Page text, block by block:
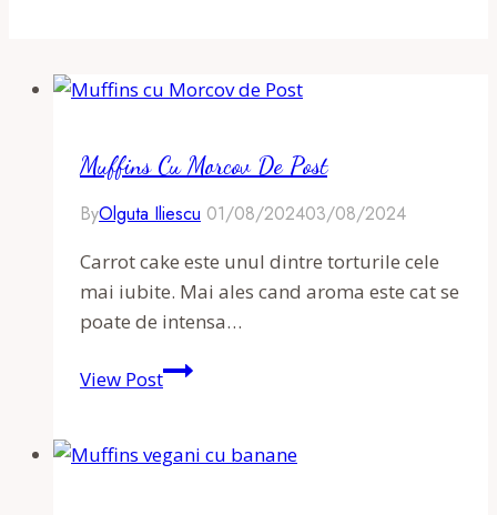
Muffins Cu Morcov De Post
ByOlguta Iliescu 01/08/202403/08/2024
Carrot cake este unul dintre torturile cele
mai iubite. Mai ales cand aroma este cat se
poate de intensa…
View PostMuffins
de